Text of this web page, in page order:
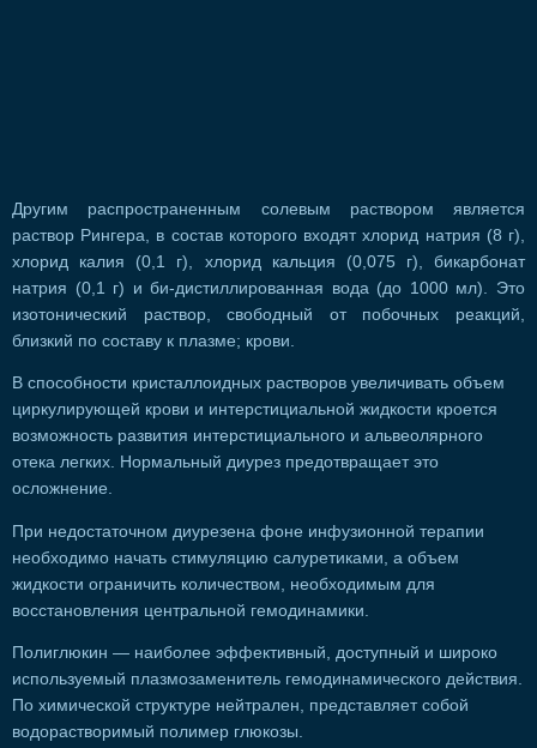
Другим распространенным солевым раствором является
раствор Рингера, в состав которого входят хлорид натрия (8 г),
хлорид калия (0,1 г), хлорид кальция (0,075 г), бикарбонат
натрия (0,1 г) и би-дистиллированная вода (до 1000 мл). Это
изотонический раствор, свободный от побочных реакций,
близкий по составу к плазме; крови.
В способности кристаллоидных растворов увеличивать объем
циркулирующей крови и интерстициальной жидкости кроется
возможность развития интерстициального и альвеолярного
отека легких. Нормальный диурез предотвращает это
осложнение.
При недостаточном диурезена фоне инфузионной терапии
необходимо начать стимуляцию салуретиками, а объем
жидкости ограничить количеством, необходимым для
восстановления центральной гемодинамики.
Полиглюкин — наиболее эффективный, доступный и широко
используемый плазмозаменитель гемодинамического действия.
По химической структуре нейтрален, представляет собой
водорастворимый полимер глюкозы.